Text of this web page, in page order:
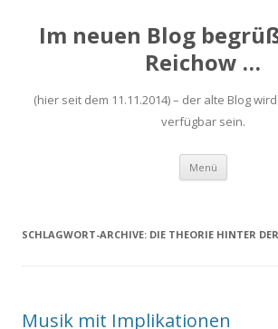
Im neuen Blog
Reichow …
(hier seit dem 11.11.2014) – der alte Blog
verfügbar sein.
Menü Zum
springen
SCHLAGWORT-ARCHIVE: DIE THEORIE HINTER
Musik mit Implikationen